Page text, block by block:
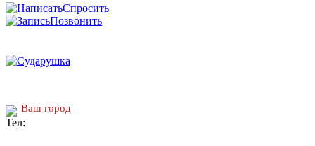
Спросить
Позвонить
Ваш город